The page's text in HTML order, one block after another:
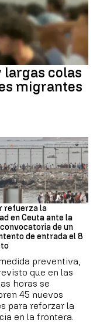
largas colas
migrantes
refuerza la
en Ceuta ante la
de un
de entrada el 8
preventiva,
que en las
horas se
45 nuevos
para reforzar la
en la frontera.